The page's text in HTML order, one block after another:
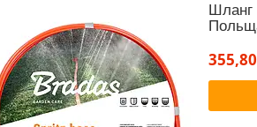
Шланг